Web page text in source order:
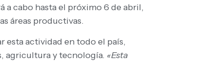
a cabo hasta el próximo 6 de abril,
áreas productivas.
esta actividad en todo el país,
agricultura y tecnología. «Esta